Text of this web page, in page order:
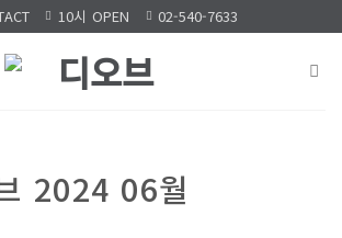
10시 OPEN 02-540-7633
2024 06월